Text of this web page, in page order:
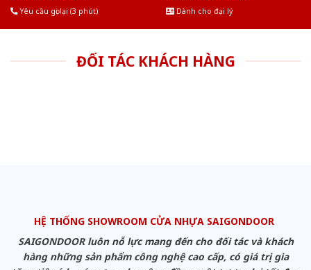
Yêu cầu gọi lại (3 phút)
Dành cho đại lý
ĐỐI TÁC KHÁCH HÀNG
HỆ THỐNG SHOWROOM CỬA NHỰA SAIGONDOOR
SAIGONDOOR luôn nỗ lực mang đến cho đối tác và khách
hàng những sản phẩm công nghệ cao cấp, có giá trị gia